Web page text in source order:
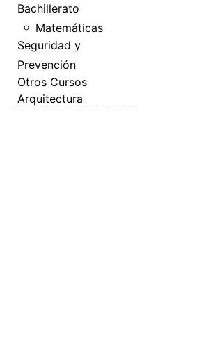
Bachillerato
Matemáticas
Seguridad y
Prevención
Otros Cursos
Arquitectura